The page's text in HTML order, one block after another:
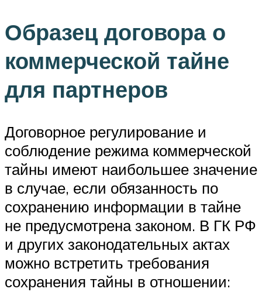
Образец договора о
коммерческой тайне
для партнеров
Договорное регулирование и
соблюдение режима коммерческой
тайны имеют наибольшее значение
в случае, если обязанность по
сохранению информации в тайне
не предусмотрена законом. В ГК РФ
и других законодательных актах
можно встретить требования
сохранения тайны в отношении: